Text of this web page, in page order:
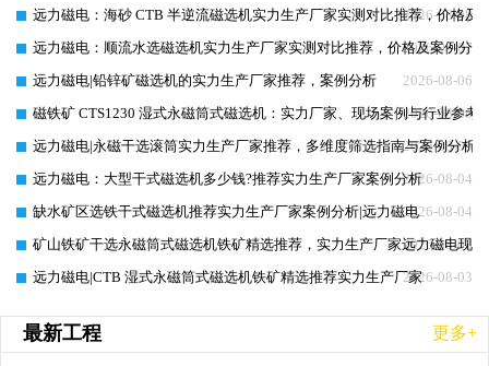
2026-08-08
远力磁电：海砂 CTB 半逆流磁选机实力生产厂家实测对比推荐，价格及
2026-08-07
远力磁电：顺流水选磁选机实力生产厂家实测对比推荐，价格及案例分析
2026-08-06
远力磁电|铅锌矿磁选机的实力生产厂家推荐，案例分析
2026-08-06
磁铁矿 CTS1230 湿式永磁筒式磁选机：实力厂家、现场案例与行业参考
2026-08-05
远力磁电|永磁干选滚筒实力生产厂家推荐，多维度筛选指南与案例分析
2026-08-04
远力磁电：大型干式磁选机多少钱?推荐实力生产厂家案例分析
2026-08-04
缺水矿区选铁干式磁选机推荐实力生产厂家案例分析|远力磁电
2026-08-03
矿山铁矿干选永磁筒式磁选机铁矿精选推荐，实力生产厂家远力磁电现
2026-08-03
远力磁电|CTB 湿式永磁筒式磁选机铁矿精选推荐实力生产厂家
最新工程 更多+